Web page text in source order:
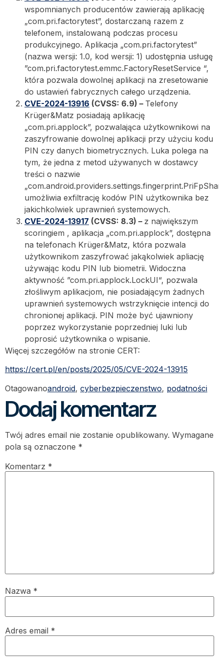
wspomnianych producentów zawierają aplikację
„com.pri.factorytest”, dostarczaną razem z
telefonem, instalowaną podczas procesu
produkcyjnego. Aplikacja „com.pri.factorytest”
(nazwa wersji: 1.0, kod wersji: 1) udostępnia usługę
”com.pri.factorytest.emmc.FactoryResetService “,
która pozwala dowolnej aplikacji na zresetowanie
do ustawień fabrycznych całego urządzenia.
CVE-2024-13916 (CVSS: 6.9) – Telefony
Krüger&Matz posiadają aplikację
„com.pri.applock”, pozwalająca użytkownikowi na
zaszyfrowanie dowolnej aplikacji przy użyciu kodu
PIN czy danych biometrycznych. Luka polega na
tym, że jedna z metod używanych w dostawcy
treści o nazwie
umożliwia exfiltrację kodów PIN użytkownika bez
jakichkolwiek uprawnień systemowych.
CVE-2024-13917 (CVSS: 8.3) – z największym
scoringiem , aplikacja „com.pri.applock”, dostępna
na telefonach Krüger&Matz, która pozwala
użytkownikom zaszyfrować jakąkolwiek apliację
używając kodu PIN lub biometrii. Widoczna
aktywność ”com.pri.applock.LockUI“, pozwala
złośliwym aplikacjom, nie posiadającym żadnych
uprawnień systemowych wstrzyknięcie intencji do
chronionej aplikacji. PIN może być ujawniony
poprzez wykorzystanie poprzedniej luki lub
poprosić użytkownika o wpisanie.
Więcej szczegółów na stronie CERT:
https://cert.pl/en/posts/2025/05/CVE-2024-13915
Otagowanoandroid, cyberbezpieczenstwo, podatności
Dodaj komentarz
Twój adres email nie zostanie opublikowany. Wymagane
pola są oznaczone *
Komentarz *
Nazwa *
Adres email *